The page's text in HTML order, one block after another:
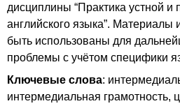
дисциплины “Практика устной и
английского языка”. Материалы
быть использованы для
проблемы с учётом специфики
Ключевые слова:
интермедиальная грамотность,